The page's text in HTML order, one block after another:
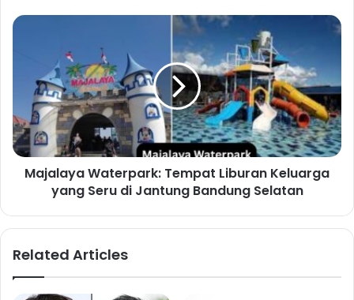
Majalaya Waterpark: Tempat Liburan Keluarga
yang Seru di Jantung Bandung Selatan
Related Articles